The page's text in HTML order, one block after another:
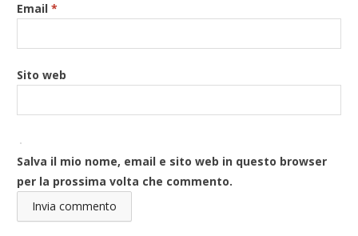
Email*
Sito web
Salva il mio nome, email e sito web in questo browser
per la prossima volta che commento.